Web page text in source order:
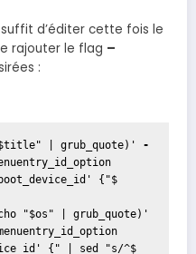
d’éditer cette fois le
rajouter le flag –
:
| grub_quote)'
-
{"$
{" | sed "s/^$